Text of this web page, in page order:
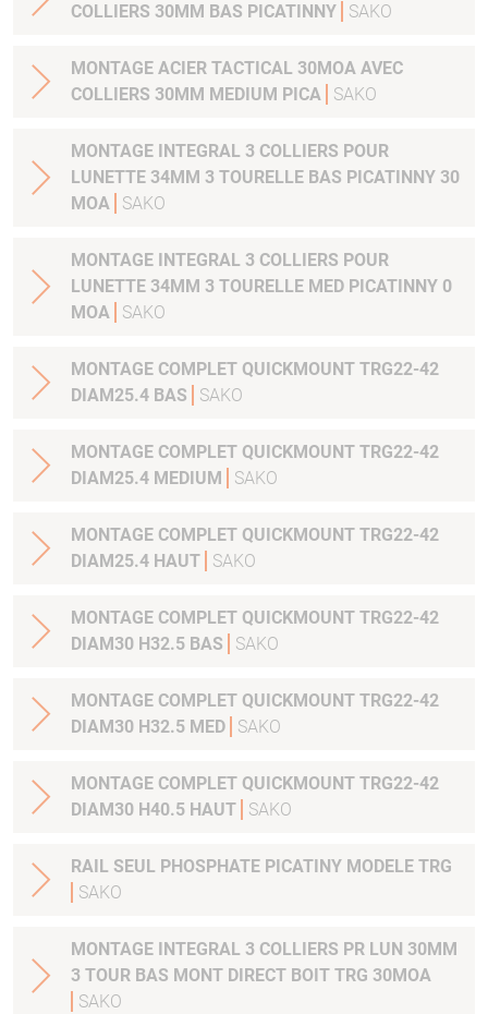
COLLIERS 30MM BAS PICATINNY
SAKO
MONTAGE ACIER TACTICAL 30MOA AVEC
COLLIERS 30MM MEDIUM PICA
SAKO
MONTAGE INTEGRAL 3 COLLIERS POUR
LUNETTE 34MM 3 TOURELLE BAS PICATINNY 30
MOA
SAKO
MONTAGE INTEGRAL 3 COLLIERS POUR
LUNETTE 34MM 3 TOURELLE MED PICATINNY 0
MOA
SAKO
MONTAGE COMPLET QUICKMOUNT TRG22-42
DIAM25.4 BAS
SAKO
MONTAGE COMPLET QUICKMOUNT TRG22-42
DIAM25.4 MEDIUM
SAKO
MONTAGE COMPLET QUICKMOUNT TRG22-42
DIAM25.4 HAUT
SAKO
MONTAGE COMPLET QUICKMOUNT TRG22-42
DIAM30 H32.5 BAS
SAKO
MONTAGE COMPLET QUICKMOUNT TRG22-42
DIAM30 H32.5 MED
SAKO
MONTAGE COMPLET QUICKMOUNT TRG22-42
DIAM30 H40.5 HAUT
SAKO
RAIL SEUL PHOSPHATE PICATINY MODELE TRG
SAKO
MONTAGE INTEGRAL 3 COLLIERS PR LUN 30MM
3 TOUR BAS MONT DIRECT BOIT TRG 30MOA
SAKO